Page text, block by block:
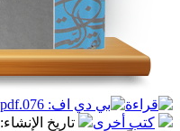
كتب أخرى تاريخ الإنشاء: